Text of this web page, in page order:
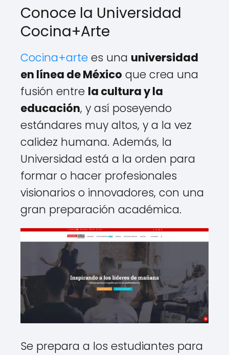
Conoce la Universidad
Cocina+Arte
Cocina+arte es una universidad
en línea de México que crea una
fusión entre la cultura y la
educación, y así poseyendo
estándares muy altos, y a la vez
calidez humana. Además, la
Universidad está a la orden para
formar o hacer profesionales
visionarios o innovadores, con una
gran preparación académica.
Se prepara a los estudiantes para